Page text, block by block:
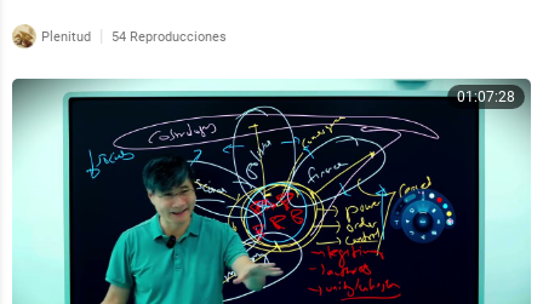
Plenitud | 54 Reproducciones
01:07:28